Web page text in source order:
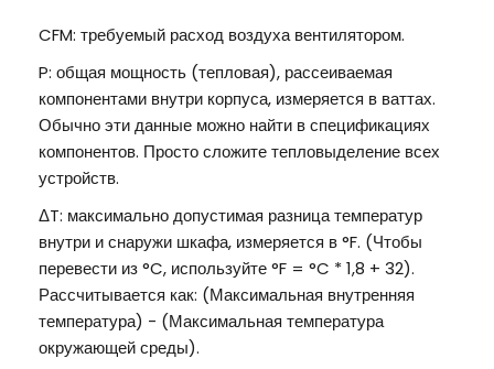
CFM: требуемый расход воздуха вентилятором.
P: общая мощность (тепловая), рассеиваемая
компонентами внутри корпуса, измеряется в ваттах.
Обычно эти данные можно найти в спецификациях
компонентов. Просто сложите тепловыделение всех
устройств.
ΔT: максимально допустимая разница температур
внутри и снаружи шкафа, измеряется в °F. (Чтобы
перевести из °C, используйте °F = °C * 1,8 + 32).
Рассчитывается как: (Максимальная внутренняя
температура) - (Максимальная температура
окружающей среды).